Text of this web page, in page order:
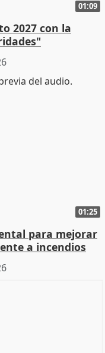
01:09
2027 con la
01:25
para mejorar
a incendios